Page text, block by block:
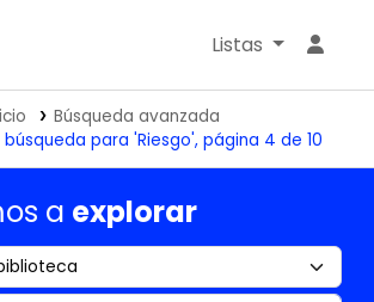
IGP
Listas
Búsqueda avanzada
para 'Riesgo', página 4 de 10
a explorar